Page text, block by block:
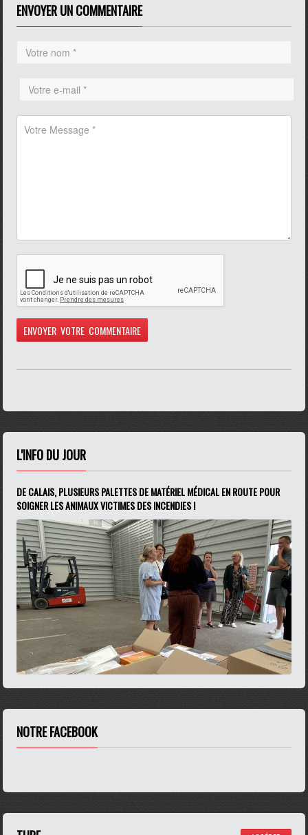
ENVOYER UN COMMENTAIRE
L'INFO DU JOUR
DE CALAIS, PLUSIEURS PALETTES DE MATÉRIEL MÉDICAL EN ROUTE POUR
SOIGNER LES ANIMAUX VICTIMES DES INCENDIES !
NOTRE FACEBOOK